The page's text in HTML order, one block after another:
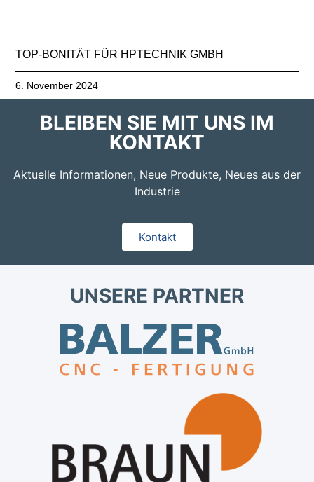
TOP-BONITÄT FÜR HPTECHNIK GMBH
6. November 2024
BLEIBEN SIE MIT UNS IM
KONTAKT
Aktuelle Informationen, Neue Produkte, Neues aus der
Industrie
Kontakt
UNSERE PARTNER